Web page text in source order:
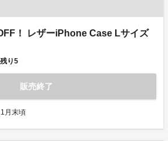
！ レザーiPhone Case Lサイズ
残り5
販売終了
月末頃